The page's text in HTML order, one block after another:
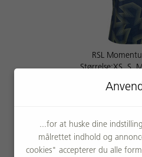
RSL
Størrelse:XS, S,
399,00
...for at huske dine
målrettet indhold og
cookies" accepterer du alle